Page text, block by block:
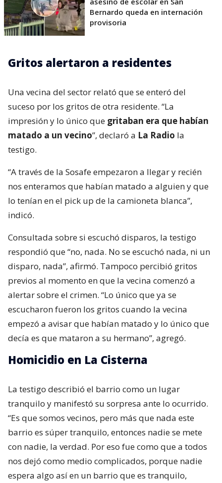
Bernardo queda en internación
provisoria
Gritos alertaron a residentes
Una vecina del sector relató que se enteró del
suceso por los gritos de otra residente. “La
impresión y lo único que gritaban era que habían
matado a un vecino”, declaró a La Radio la
testigo.
“A través de la Sosafe empezaron a llegar y recién
nos enteramos que habían matado a alguien y que
lo tenían en el pick up de la camioneta blanca”,
indicó.
Consultada sobre si escuchó disparos, la testigo
respondió que “no, nada. No se escuchó nada, ni un
disparo, nada”, afirmó. Tampoco percibió gritos
previos al momento en que la vecina comenzó a
alertar sobre el crimen. “Lo único que ya se
escucharon fueron los gritos cuando la vecina
empezó a avisar que habían matado y lo único que
decía es que mataron a su hermano”, agregó.
Homicidio en La Cisterna
La testigo describió el barrio como un lugar
tranquilo y manifestó su sorpresa ante lo ocurrido.
“Es que somos vecinos, pero más que nada este
barrio es súper tranquilo, entonces nadie se mete
con nadie, la verdad. Por eso fue como que a todos
nos dejó como medio complicados, porque nadie
espera algo así en un barrio que es tranquilo,